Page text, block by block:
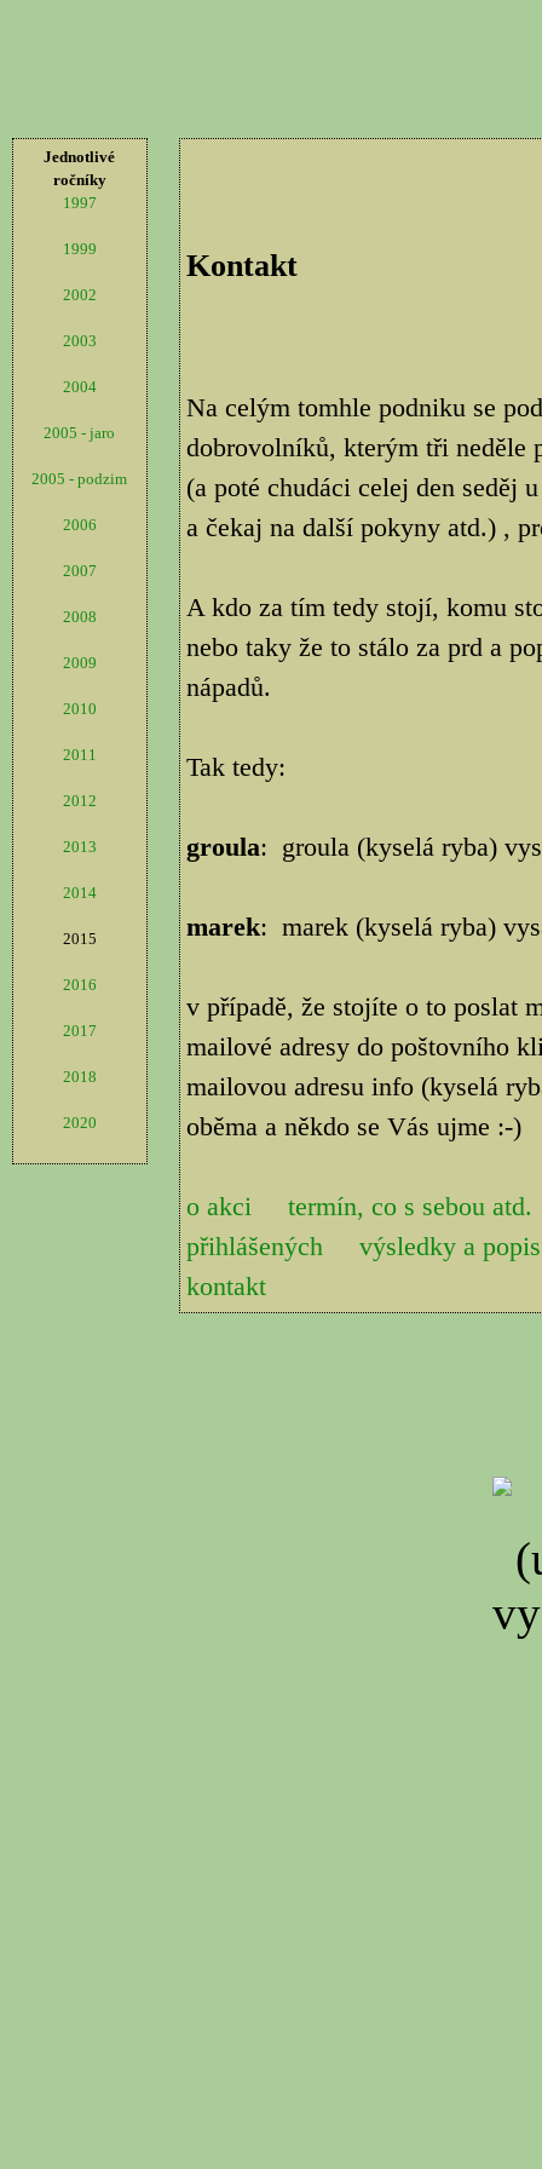
Jednotlivé
ročníky
1997
1999
2002
2003
2004
2005 - jaro
2005 - podzim
2006
2007
2008
2009
2010
2011
2012
2013
2014
2015
2016
2017
2018
2020
Kontakt
Na celým tomhle podniku se
dobrovolníků, kterým tři neděle
(a poté chudáci celej den seděj
a čekaj na další pokyny atd.) ,
A kdo za tím tedy stojí, komu
nebo taky že to stálo za prd a
nápadů.
Tak tedy:
groula: groula (kyselá ryba)
marek: marek (kyselá ryba)
v případě, že stojíte o to poslat
mailové adresy do poštovního
mailovou adresu info (kyselá
oběma a někdo se Vás ujme :-)
o akci
termín, co s sebou atd.
přihlášených
výsledky a
kontakt